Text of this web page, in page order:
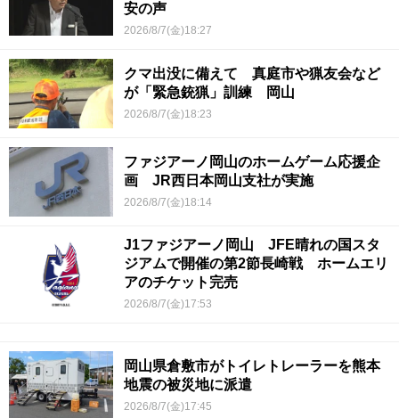
安の声
2026/8/7(金)18:27
クマ出没に備えて 真庭市や猟友会など
が「緊急銃猟」訓練 岡山
2026/8/7(金)18:23
ファジアーノ岡山のホームゲーム応援企
画 JR西日本岡山支社が実施
2026/8/7(金)18:14
J1ファジアーノ岡山 JFE晴れの国スタ
ジアムで開催の第2節長崎戦 ホームエリ
アのチケット完売
2026/8/7(金)17:53
岡山県倉敷市がトイレトレーラーを熊本
地震の被災地に派遣
2026/8/7(金)17:45